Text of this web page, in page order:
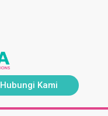
Hubungi Kami